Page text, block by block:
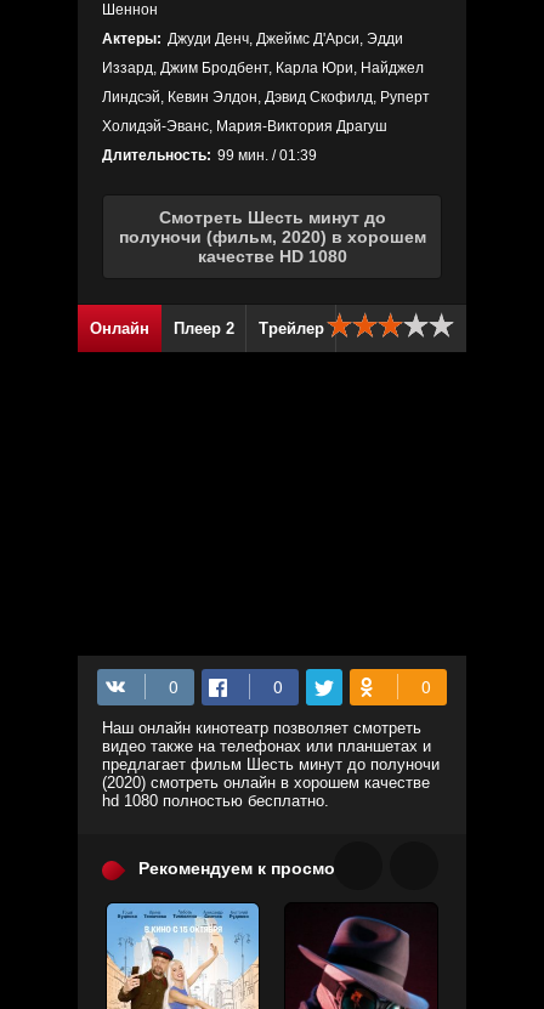
Шеннон
Актеры: Джуди Денч, Джеймс Д'Арси, Эдди
Иззард, Джим Бродбент, Карла Юри, Найджел
Линдсэй, Кевин Элдон, Дэвид Скофилд, Руперт
Холидэй-Эванс, Мария-Виктория Драгуш
Длительность: 99 мин. / 01:39
Смотреть Шесть минут до
полуночи (фильм, 2020) в хорошем
качестве HD 1080
Онлайн Плеер 2 Трейлер
Наш онлайн кинотеатр позволяет смотреть
видео также на телефонах или планшетах и
предлагает фильм Шесть минут до полуночи
(2020) смотреть онлайн в хорошем качестве
hd 1080 полностью бесплатно.
Рекомендуем к просмотру: